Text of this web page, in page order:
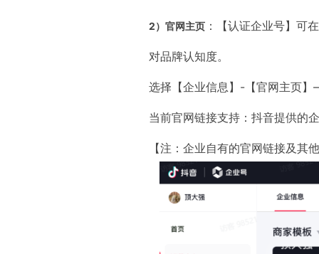
2）官网主页 ：【认证企业号】可
对品牌认知度。
选择【企业信息】-【官网主页
当前官网链接支持：抖音提供的
【注：企业自有的官网链接及